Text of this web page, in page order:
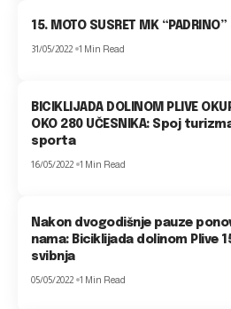
15. MOTO SUSRET MK
31/05/2022 1 Min Read
BICIKLIJADA DOLINOM PLIVE
OKO 280 UČESNIKA: Spoj
sporta
16/05/2022 1 Min Read
Nakon dvogodišnje pauze
nama: Biciklijada dolinom Plive
svibnja
05/05/2022 1 Min Read